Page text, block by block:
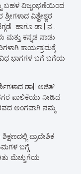
ಬಹಳ ವಿಜೃಂಭಣೆಯಿಂದ
ವಿಶ್ವೇಶ್ವರ
ಹಾಗೂ ಡಾ|| ನ .
ಕನ್ನಡ ನಾಡು
ಕಾರ್ಯಕ್ರಮಕ್ಕೆ
ಭಾಗಗಳ ಬಗೆ ಬಗೆಯ
ಡಾ|| ಅಜಿತ್
ಪಾಲಿಕೆಯು ನೀಡಿದ
ಅಂಗವಾಗಿ ನಮ್ಮ
ಪ್ರಾದೇಶಿಕ
ಬಗ್ಗೆ
ಮೆಚ್ಚುಗೆಯ